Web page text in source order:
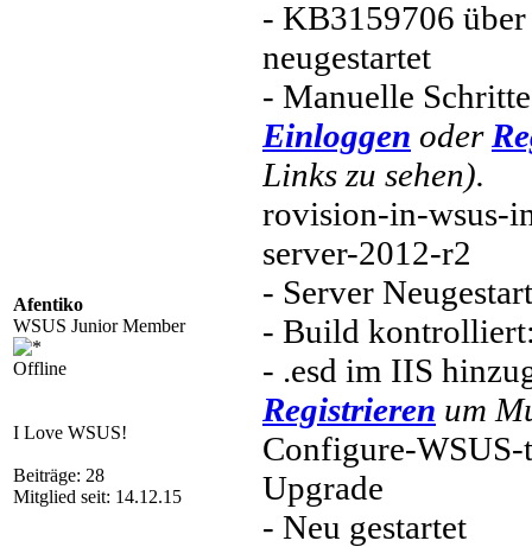
Afentiko
WSUS Junior Member
Offline
I Love WSUS!
Beiträge: 28
Mitglied seit: 14.12.15
- KB3159706
neugestartet
- Manuelle
Einloggen oder
Links zu sehen).
rovision-in-wsus-
server-2012-r2
- Server
- Build
- .esd im IIS
Registrieren um
Configure-
Upgrade
- Neu gestartet